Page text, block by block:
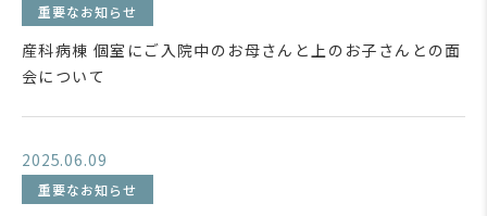
重要なお知らせ
産科病棟 個室にご入院中のお母さんと上のお子さんとの面
会について
2025.06.09
重要なお知らせ